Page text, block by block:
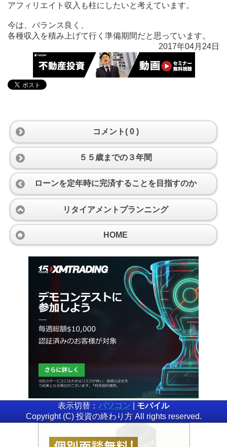
アフィリエイト収入も柱にしたいと考えています。
今は、バランス良く、
各種収入を積み上げて行く準備期間だと思っています。
2017年04月24日
コメント( 0 )
５５歳までの３年間
ローンを定年時に完済することを目指すのか
リタイアメントプランニング
HOME
表示切替： パソコン | モバイル
Copyright (C) 投資の終わり方 All rights reserved.